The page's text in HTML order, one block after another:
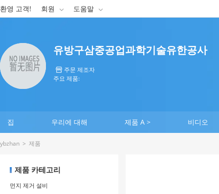
환영 고객! 회원  도움말 
유방구삼중공업과학기술유한공사
 주문 제조자
주요 제품:
집 우리에 대해 제품 A > 비디오
ybzhan > 제품
제품 카테고리
먼지 제거 설비